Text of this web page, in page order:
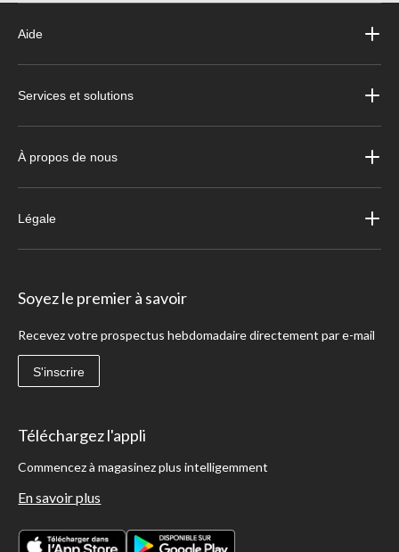
Aide
Services et solutions
À propos de nous
Légale
Soyez le premier à savoir
Recevez votre prospectus hebdomadaire directement par e-mail
S'inscrire
Téléchargez l'appli
Commencez à magasinez plus intelligemment
En savoir plus